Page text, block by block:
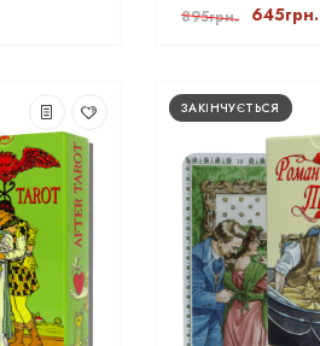
895грн. 645грн.
ЗАКІНЧУЄТЬСЯ